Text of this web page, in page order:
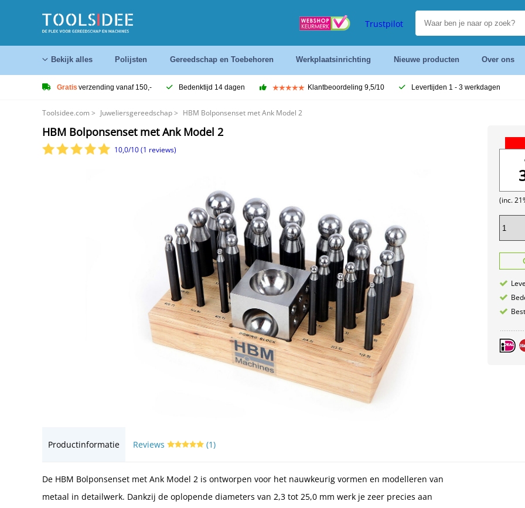
Trustpilot
Bekijk alles Polijsten Gereedschap en Toebehoren Werkplaatsinrichting Nieuwe producten Over ons
Gratis verzending vanaf 150,- Bedenktijd 14 dagen Klantbeoordeling 9,5/10 Levertijden 1 - 3 werkdagen
Toolsidee.com > Juweliersgereedschap> HBM Bolponsenset met Ank Model 2
HBM Bolponsenset met Ank Model 2
10,0/10 (1 reviews)
(inc.
Productinformatie Reviews (1)
De HBM Bolponsenset met Ank Model 2 is ontworpen voor het nauwkeurig vormen en modelleren van
metaal in detailwerk. Dankzij de oplopende diameters van 2,3 tot 25,0 mm werk je zeer precies aan